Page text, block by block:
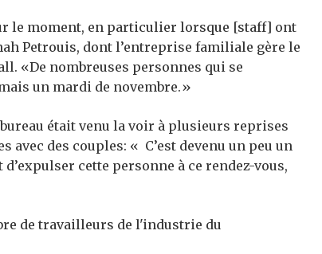
le moment, en particulier lorsque [staff] ont
Petrouis, dont l’entreprise familiale gère le
«De nombreuses personnes qui se
un mardi de novembre.»
était venu la voir à plusieurs reprises
des couples: « C’est devenu un peu un
cette personne à ce rendez-vous,